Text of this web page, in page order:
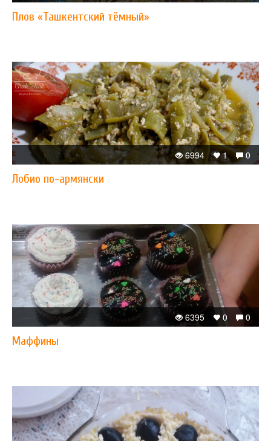
Плов «Ташкентский тёмный»
0
1
6994
Лобио по-армянски
0
0
6395
Маффины